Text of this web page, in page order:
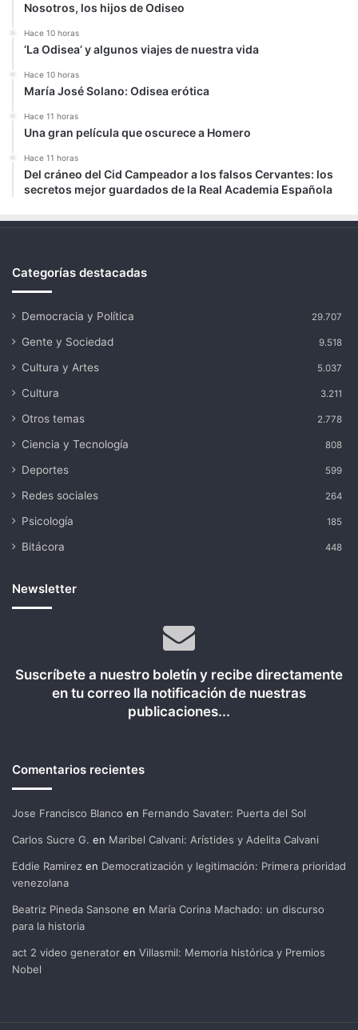
Nosotros, los hijos de Odiseo
Hace 10 horas
‘La Odisea’ y algunos viajes de nuestra vida
Hace 10 horas
María José Solano: Odisea erótica
Hace 11 horas
Una gran película que oscurece a Homero
Hace 11 horas
Del cráneo del Cid Campeador a los falsos Cervantes: los
secretos mejor guardados de la Real Academia Española
Categorías destacadas
Democracia y Política 29.707
Gente y Sociedad 9.518
Cultura y Artes 5.037
Cultura 3.211
Otros temas 2.778
Ciencia y Tecnología 808
Deportes 599
Redes sociales 264
Psicología 185
Bitácora 448
Newsletter
Suscríbete a nuestro boletín y recibe directamente
en tu correo lla notificación de nuestras
publicaciones...
Comentarios recientes
Jose Francisco Blanco en Fernando Savater: Puerta del Sol
Carlos Sucre G. en Maribel Calvani: Arístides y Adelita Calvani
Eddie Ramirez en Democratización y legitimación: Primera prioridad
venezolana
Beatriz Pineda Sansone en María Corina Machado: un discurso
para la historia
act 2 video generator en Villasmil: Memoria histórica y Premios
Nobel